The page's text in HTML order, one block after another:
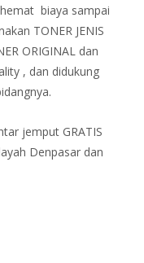
biaya sampai
TONER JENIS
ORIGINAL dan
, dan didukung
jemput GRATIS
Denpasar dan